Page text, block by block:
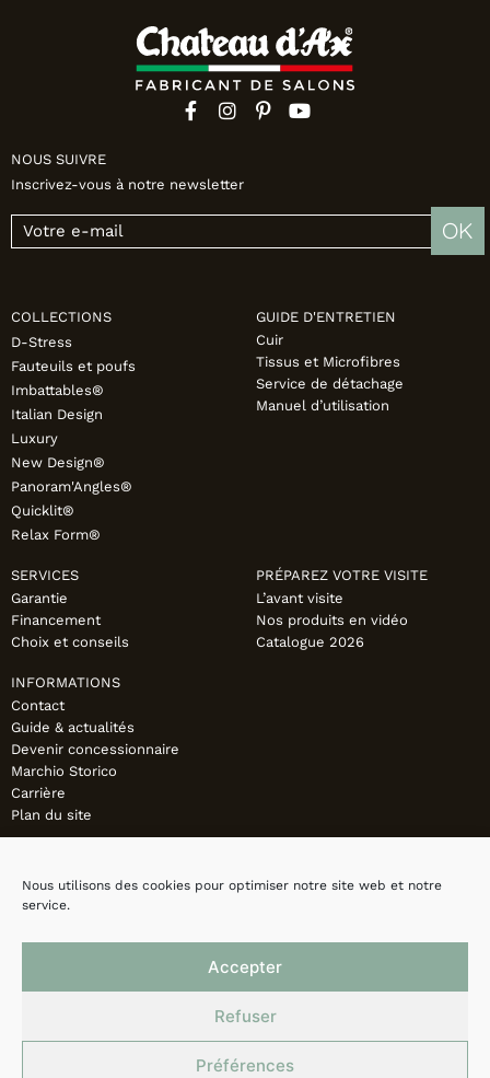
Nous utilisons des cookies pour optimiser notre site web et notre
service.
Accepter
Refuser
Préférences
NOUS SUIVRE
Inscrivez-vous à notre newsletter
OK
COLLECTIONS
D-Stress
Fauteuils et poufs
Imbattables®
Italian Design
Luxury
New Design®
Panoram'Angles®
Quicklit®
Relax Form®
GUIDE D'ENTRETIEN
Cuir
Tissus et Microfibres
Service de détachage
Manuel d’utilisation
SERVICES
Garantie
Financement
Choix et conseils
PRÉPAREZ VOTRE VISITE
L’avant visite
Nos produits en vidéo
Catalogue 2026
INFORMATIONS
Contact
Guide & actualités
Devenir concessionnaire
Marchio Storico
Carrière
Plan du site